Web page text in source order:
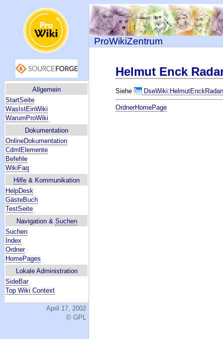
Allgemein
StartSeite
WasIstEinWiki
WarumProWiki
Dokumentation
OnlineDokumentation
CdmlElemente
Befehle
WikiFaq
Hilfe & Kommunikation
HelpDesk
GästeBuch
TestSeite
Navigation & Suchen
Suchen
Index
Ordner
HomePages
Lokale Administration
SideBar
Top Wiki Context
April 17, 2002
© GPL
ProWikiZentrum
Helmut Enck
Siehe
OrdnerHomePage